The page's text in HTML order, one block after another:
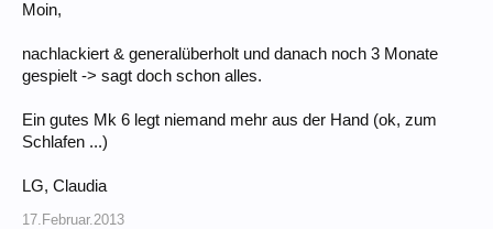
Moin,
nachlackiert & generalüberholt und danach noch 3 Monate
gespielt -> sagt doch schon alles.
Ein gutes Mk 6 legt niemand mehr aus der Hand (ok, zum
Schlafen ...)
LG, Claudia
17.Februar.2013